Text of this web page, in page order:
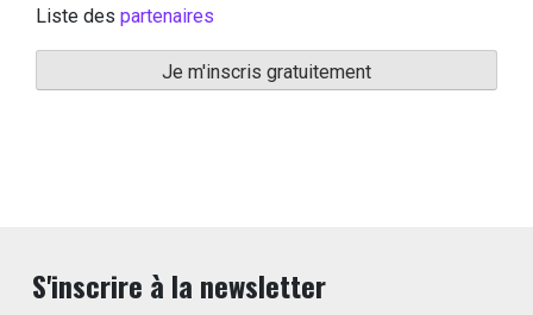
Liste des partenaires
S'inscrire à la newsletter